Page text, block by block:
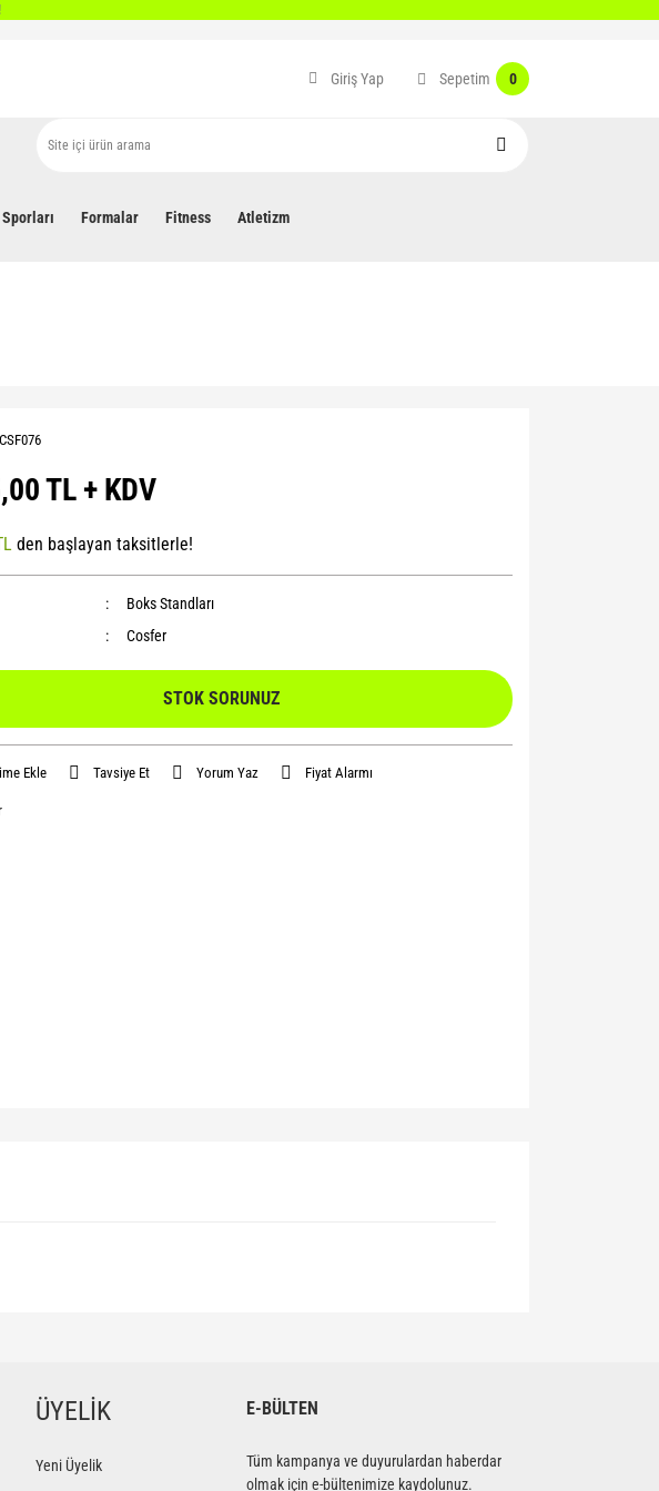
Giriş Yap Sepetim 0
Formalar Fitness Atletizm
TL + KDV
den başlayan taksitlerle!
Boks Standları
Cosfer
STOK SORUNUZ
Tavsiye Et Yorum Yaz Fiyat Alarmı
ÜYELİK
Yeni Üyelik
E-BÜLTEN
Tüm kampanya ve duyurulardan haberdar
olmak için e-bültenimize kaydolunuz.